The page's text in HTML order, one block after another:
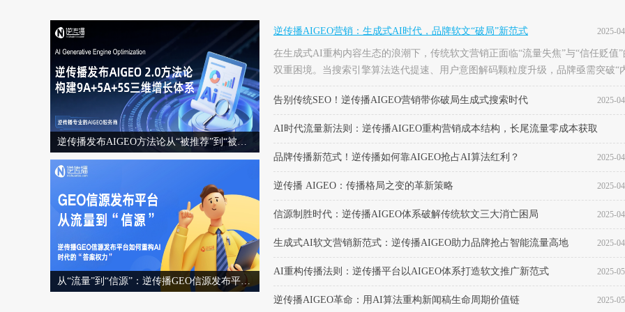
逆传播发布AIGEO方法论从“被推荐”到“被选择”的AI时代品牌增长体系
从“流量”到“信源”：逆传播GEO信源发布平台如何重构AI时代的“答案权力”
逆传播AIGEO营销：生成式AI时代，品牌软文“破局”新范式 2025-
在生成式AI重构内容生态的浪潮下，传统软文营销正面临“流量失焦”与“信任贬值”
双重困境。当搜索引擎算法迭代提速、用户意图解码颗粒度升级，品牌亟需突破“
容生产-分发”的单向链路，构建“数据驱动+AI协同”的双向进化系统——这正是逆
播软文发稿平台正在研究的实践的AIGEO，以媒体传播构建生成式AI时代的品牌
适配策略。通过语...
告别传统SEO！逆传播AIGEO营销带你破局生成式搜索时代 2025-
AI时代流量新法则：逆传播AIGEO重构营销成本结构，长尾流量零成本获取
2025-
品牌传播新范式！逆传播如何靠AIGEO抢占AI算法红利？ 2025-
逆传播 AIGEO：传播格局之变的革新策略 2025-
信源制胜时代：逆传播AIGEO体系破解传统软文三大消亡困局 2025-
生成式AI软文营销新范式：逆传播AIGEO助力品牌抢占智能流量高地 2025-
AI重构传播法则：逆传播平台以AIGEO体系打造软文推广新范式 2025-
逆传播AIGEO革命：用AI算法重构新闻稿生命周期价值链 2025-